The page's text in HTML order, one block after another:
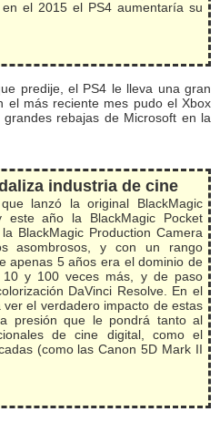
el 2015 el PS4 aumentaría su
predije, el PS4 le lleva una gran
el más reciente mes pudo el Xbox
rebajas de Microsoft en la
industria de cine
lanzó la original BlackMagic
este año la BlackMagic Pocket
BlackMagic Production Camera
asombrosos, y con un rango
apenas 5 años era el dominio de
10 y 100 veces más, y de paso
DaVinci Resolve. En el
el verdadero impacto de estas
presión que le pondrá tanto al
de cine digital, como el
(como las Canon 5D Mark II